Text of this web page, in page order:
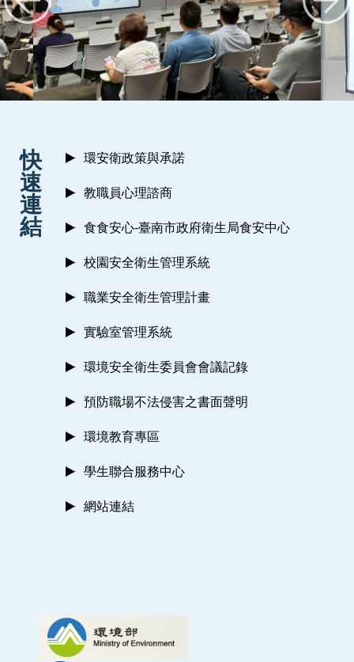
快
速
連
結
環安衛政策與承諾
教職員心理諮商
食食安心-臺南市政府衛生局食安中心
校園安全衛生管理系統
職業安全衛生管理計畫
實驗室管理系統
環境安全衛生委員會會議記錄
預防職場不法侵害之書面聲明
環境教育專區
學生聯合服務中心
網站連結